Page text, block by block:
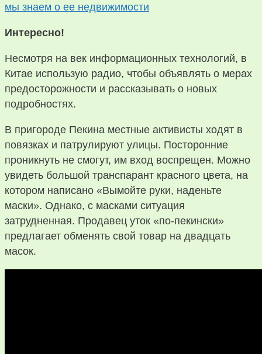
мы знаем о ее недвижимости
Интересно!
Несмотря на век информационных технологий, в
Китае использую радио, чтобы объявлять о мерах
предосторожности и рассказывать о новых
подробностях.
В пригороде Пекина местные активисты ходят в
повязках и патрулируют улицы. Посторонние
проникнуть не смогут, им вход воспрещен. Можно
увидеть большой транспарант красного цвета, на
котором написано «Вымойте руки, наденьте
маски». Однако, с масками ситуация
затрудненная. Продавец уток «по-пекински»
предлагает обменять свой товар на двадцать
масок.